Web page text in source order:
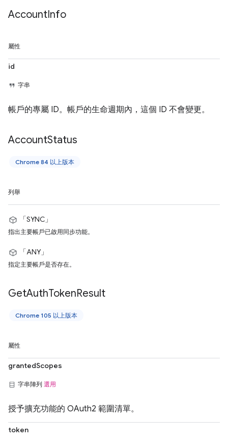
AccountInfo
屬性
id
字串
帳戶的專屬 ID。帳戶的生命週期內，這個 ID 不會變更。
AccountStatus
Chrome 84 以上版本
列舉
「SYNC」
指出主要帳戶已啟用同步功能。
「ANY」
指定主要帳戶是否存在。
GetAuthTokenResult
Chrome 105 以上版本
屬性
grantedScopes
字串陣列 選用
授予擴充功能的 OAuth2 範圍清單。
token